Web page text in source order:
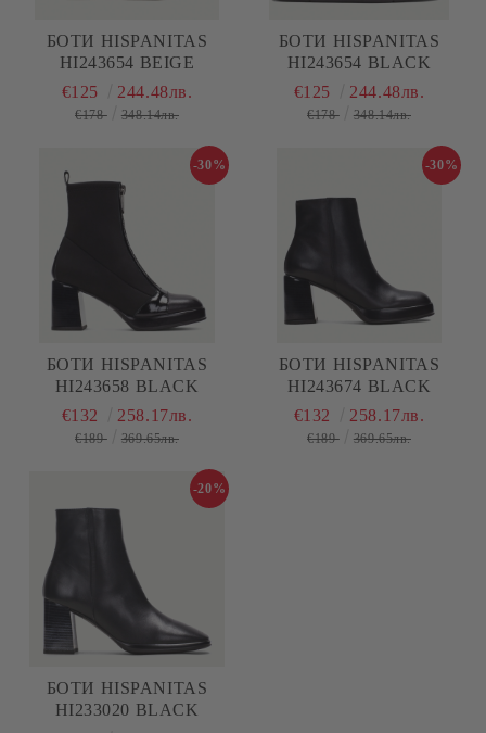
БОТИ HISPANITAS
HI243654 BEIGE
€125 244.48лв.
€178 348.14лв.
БОТИ HISPANITAS
HI243654 BLACK
€125 244.48лв.
€178 348.14лв.
БОТИ HISPANITAS
HI243658 BLACK
-30%
€132 258.17лв.
€189 369.65лв.
БОТИ HISPANITAS
HI243674 BLACK
-30%
€132 258.17лв.
€189 369.65лв.
БОТИ HISPANITAS
HI233020 BLACK
-20%